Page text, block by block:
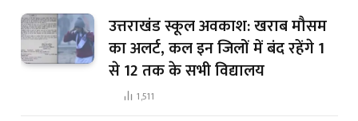
उत्तराखंड स्कूल अवकाश: खराब मौसम
का अलर्ट, कल इन जिलों में बंद रहेंगे 1
से 12 तक के सभी विद्यालय
1,511